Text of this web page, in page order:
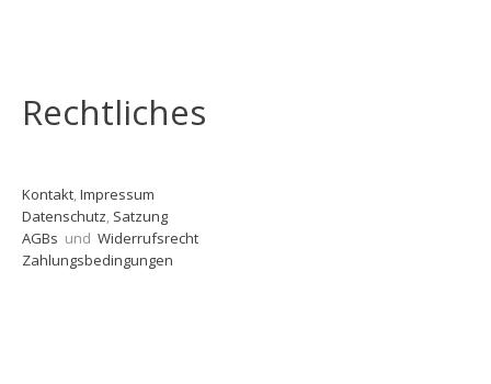
Rechtliches
Kontakt,Impressum
Datenschutz, Satzung
AGBs und Widerrufsrecht
Zahlungsbedingungen